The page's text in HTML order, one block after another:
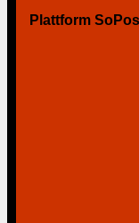
Plattform SoPos